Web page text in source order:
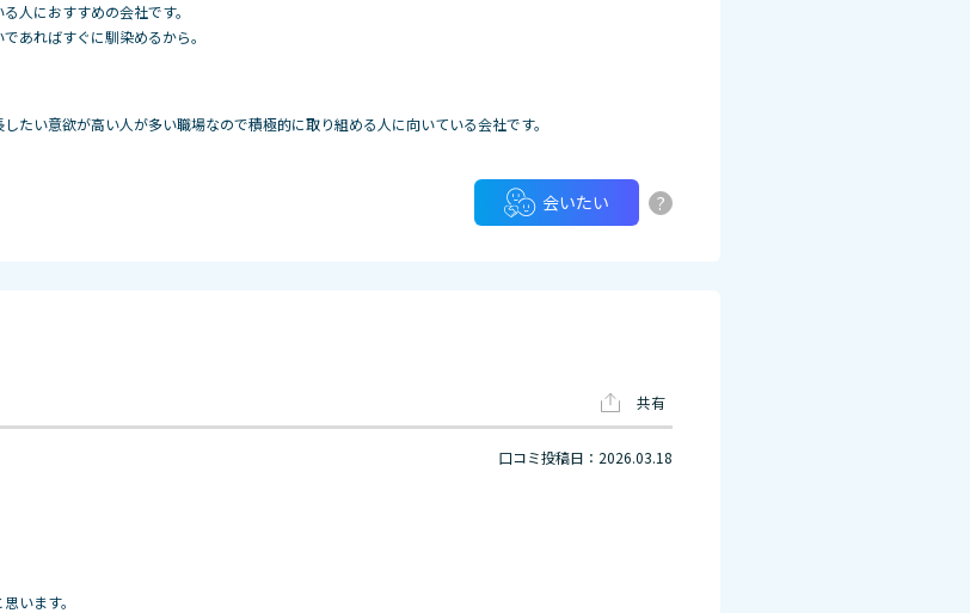
人におすすめの会社です。
あればすぐに馴染めるから。
たい意欲が高い人が多い職場なので積極的に取り組める人に向いている会社です。
会いたい ?
共有
口コミ投稿日：2026.03.18
います。